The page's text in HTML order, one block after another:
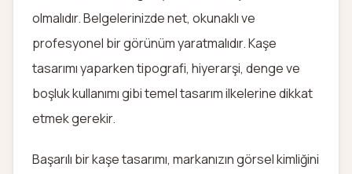
olmalıdır. Belgelerinizde net, okunaklı ve
profesyonel bir görünüm yaratmalıdır. Kaşe
tasarımı yaparken tipografi, hiyerarşi, denge ve
boşluk kullanımı gibi temel tasarım ilkelerine dikkat
etmek gerekir.
Başarılı bir kaşe tasarımı, markanızın görsel kimliğini